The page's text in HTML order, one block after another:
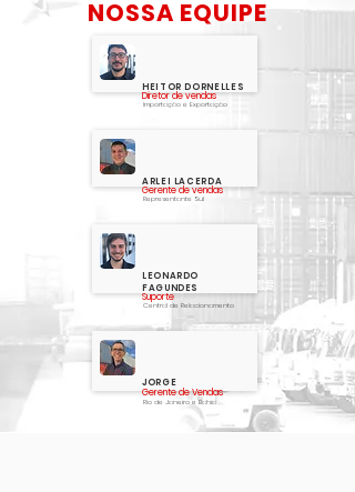
NOSSA EQUIPE
HEITOR DORNELLES
Diretor de vendas
Importação e Exportação
ARLEI LACERDA
Gerente de vendas
Representante Sul
LEONARDO
FAGUNDES
Suporte
Central de Relacionamento
JORGE
Gerente de Vendas
Rio de Janeiro e Bahia